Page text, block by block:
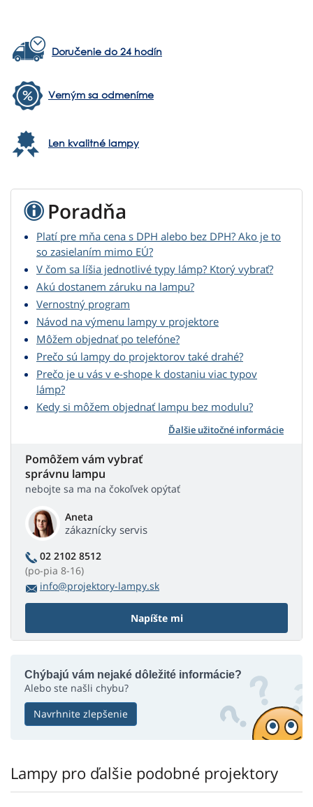
Doručenie do 24 hodín
Verným sa odmeníme
Len kvalitné lampy
Poradňa
Platí pre mňa cena s DPH alebo bez DPH? Ako je to
so zasielaním mimo EÚ?
V čom sa líšia jednotlivé typy lámp? Ktorý vybrať?
Akú dostanem záruku na lampu?
Vernostný program
Návod na výmenu lampy v projektore
Môžem objednať po telefóne?
Prečo sú lampy do projektorov také drahé?
Prečo je u vás v e-shope k dostaniu viac typov
lámp?
Kedy si môžem objednať lampu bez modulu?
Ďalšie užitočné informácie
Pomôžem vám vybrať
správnu lampu
nebojte sa ma na čokoľvek opýtať
Aneta
zákaznícky servis
02 2102 8512
(po-pia 8-16)
info@projektory-lampy.sk
Napíšte mi
Chýbajú vám nejaké dôležité informácie?
Alebo ste našli chybu?
Navrhnite zlepšenie
Lampy pro ďalšie podobné projektory